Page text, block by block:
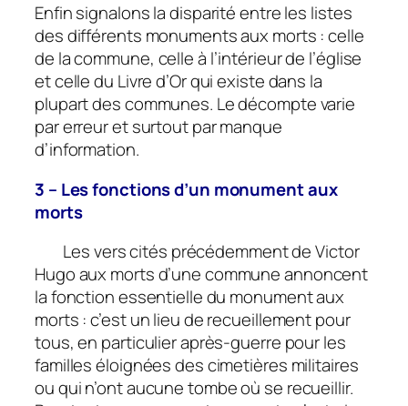
Enfin signalons la disparité entre les listes
des différents monuments aux morts : celle
de la commune, celle à l’intérieur de l’église
et celle du Livre d’Or qui existe dans la
plupart des communes. Le décompte varie
par erreur et surtout par manque
d’information.
3 – Les fonctions d’un monument aux
morts
Les vers cités précédemment de Victor
Hugo aux morts d’une commune annoncent
la fonction essentielle du monument aux
morts : c’est un lieu de recueillement pour
tous, en particulier après-guerre pour les
familles éloignées des cimetières militaires
ou qui n’ont aucune tombe où se recueillir.